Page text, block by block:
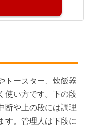
トースター、炊飯器
使い方です。下の段
断や上の段には調理
す。管理人は下段に